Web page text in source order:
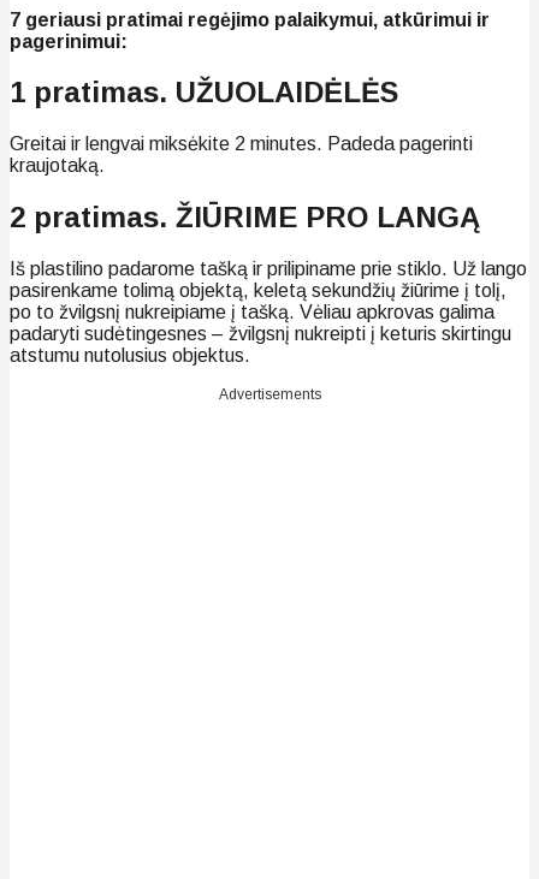
7 geriausi pratimai regėjimo palaikymui, atkūrimui ir
pagerinimui:
1 pratimas. UŽUOLAIDĖLĖS
Greitai ir lengvai miksėkite 2 minutes. Padeda pagerinti
kraujotaką.
2 pratimas. ŽIŪRIME PRO LANGĄ
Iš plastilino padarome tašką ir prilipiname prie stiklo. Už lango
pasirenkame tolimą objektą, keletą sekundžių žiūrime į tolį,
po to žvilgsnį nukreipiame į tašką. Vėliau apkrovas galima
padaryti sudėtingesnes – žvilgsnį nukreipti į keturis skirtingu
atstumu nutolusius objektus.
Advertisements